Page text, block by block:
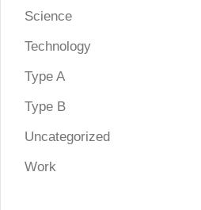
Science
Technology
Type A
Type B
Uncategorized
Work